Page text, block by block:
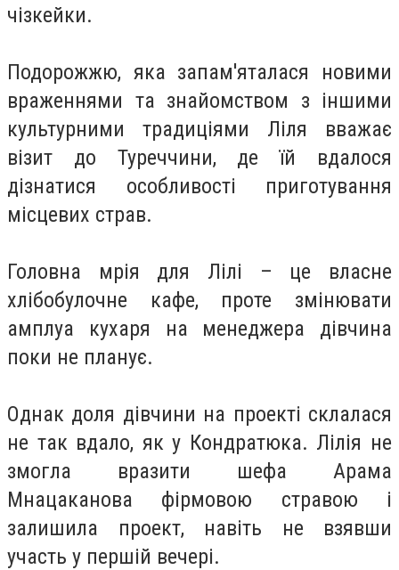
чізкейки.
Подорожжю, яка запам'яталася новими
враженнями та знайомством з іншими
культурними традиціями Ліля вважає
візит до Туреччини, де їй вдалося
дізнатися особливості приготування
місцевих страв.
Головна мрія для Лілі – це власне
хлібобулочне кафе, проте змінювати
амплуа кухаря на менеджера дівчина
поки не планує.
Однак доля дівчини на проекті склалася
не так вдало, як у Кондратюка. Лілія не
змогла вразити шефа Арама
Мнацаканова фірмовою стравою і
залишила проект, навіть не взявши
участь у першій вечері.